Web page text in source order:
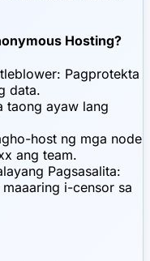
Hosting?
Pagprotekta
data.
taong ayaw lang
host ng mga node
ang team.
Pagsasalita:
i-censor sa